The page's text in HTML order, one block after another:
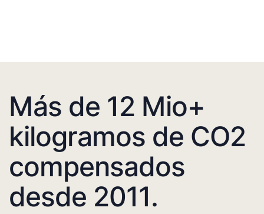
Más de 12 Mio+
kilogramos de CO2
compensados
desde 2011.